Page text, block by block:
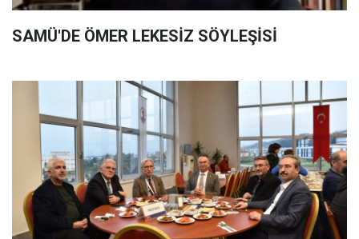
SAMÜ'DE ÖMER LEKESİZ SÖYLEŞİSİ